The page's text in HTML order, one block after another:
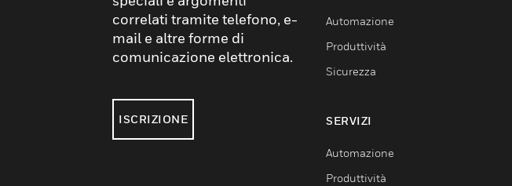
correlati tramite telefono, e-
mail e altre forme di
comunicazione elettronica.
ISCRIZIONE
Automazione
Produttività
Sicurezza
SERVIZI
Automazione
Produttività